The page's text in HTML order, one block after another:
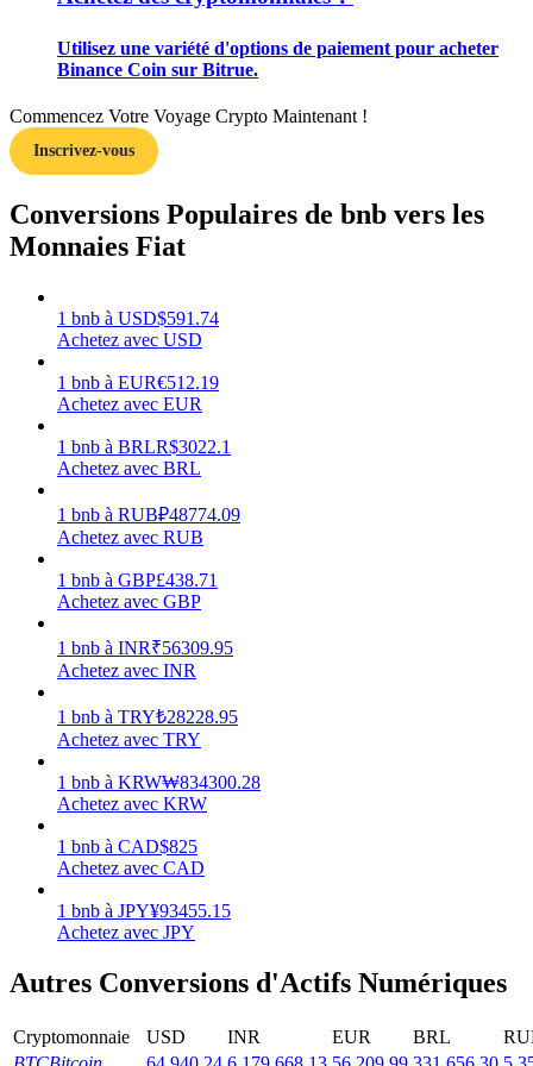
Gagner
Cochon de puissance
Gagnez quotidiennement des récompenses compétitives
Jalonnement
Launchpool
Staking flexible pour gagner des jetons populaires
Utilisez une variété d'options de paiement pour acheter
Binance Coin sur Bitrue.
Commencez Votre Voyage Crypto Maintenant !
Inscrivez-vous
Conversions Populaires de bnb vers les
Monnaies Fiat
1 bnb à USD$591.74
Achetez avec USD
1 bnb à EUR€512.19
Achetez avec EUR
1 bnb à BRLR$3022.1
Achetez avec BRL
1 bnb à RUB₽48774.09
Achetez avec RUB
1 bnb à GBP£438.71
Achetez avec GBP
1 bnb à INR₹56309.95
Achetez avec INR
1 bnb à TRY₺28228.95
Achetez avec TRY
1 bnb à KRW₩834300.28
Achetez avec KRW
1 bnb à CAD$825
Achetez avec CAD
1 bnb à JPY¥93455.15
Achetez avec JPY
Autres Conversions d'Actifs Numériques
Cryptomonnaie USD INR EUR BRL